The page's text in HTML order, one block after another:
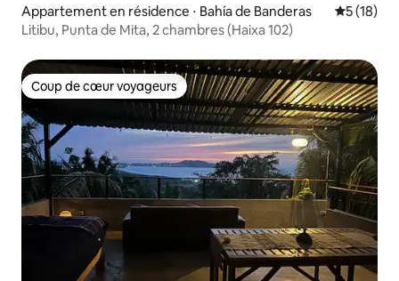
Appartement en résidence ⋅ Bahía de Banderas
5 (18)
Litibu, Punta de Mita, 2 chambres (Haixa 102)
Coup de cœur voyageurs
Coup de cœur voyageurs